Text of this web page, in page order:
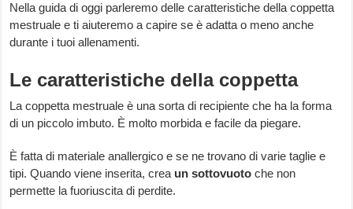
Nella guida di oggi parleremo delle caratteristiche della coppetta
mestruale e ti aiuteremo a capire se è adatta o meno anche
durante i tuoi allenamenti.
Le caratteristiche della coppetta
La coppetta mestruale è una sorta di recipiente che ha la forma
di un piccolo imbuto. È molto morbida e facile da piegare.
È fatta di materiale anallergico e se ne trovano di varie taglie e
tipi. Quando viene inserita, crea un sottovuoto che non
permette la fuoriuscita di perdite.